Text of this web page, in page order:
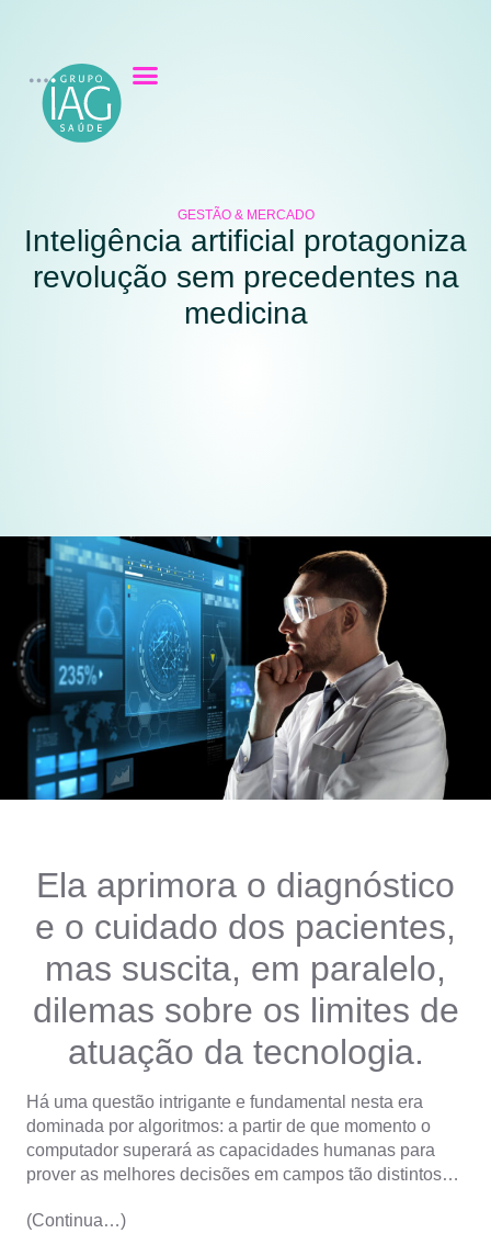
GESTÃO & MERCADO
Inteligência artificial protagoniza
revolução sem precedentes na
medicina
Ela aprimora o diagnóstico
e o cuidado dos pacientes,
mas suscita, em paralelo,
dilemas sobre os limites de
atuação da tecnologia.
Há uma questão intrigante e fundamental nesta era
dominada por algoritmos: a partir de que momento o
computador superará as capacidades humanas para
prover as melhores decisões em campos tão distintos…
(Continua…)